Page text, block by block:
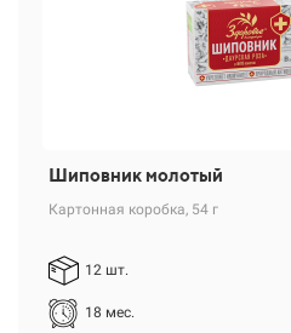
Шиповник молотый
Картонная коробка, 54 г
12 шт.
18 мес.